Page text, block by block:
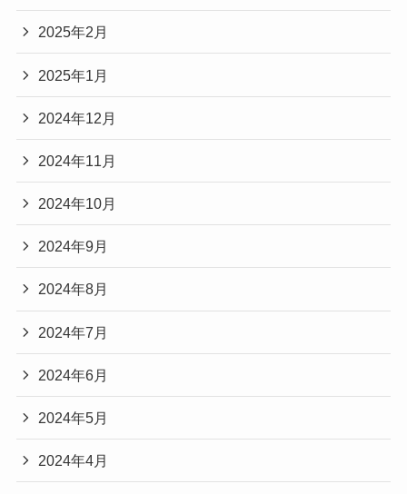
2025年2月
2025年1月
2024年12月
2024年11月
2024年10月
2024年9月
2024年8月
2024年7月
2024年6月
2024年5月
2024年4月